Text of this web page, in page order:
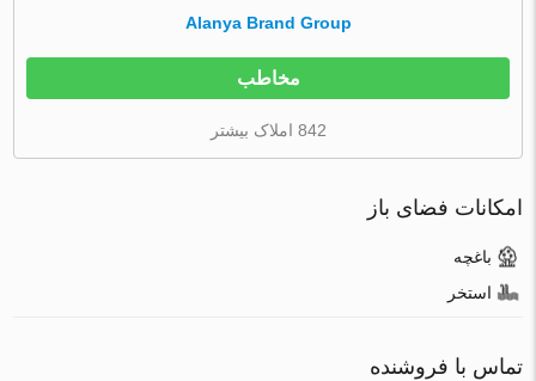
Alanya Brand Group
مخاطب
842 املاک بیشتر
امکانات فضای باز
باغچه
استخر
تماس با فروشنده